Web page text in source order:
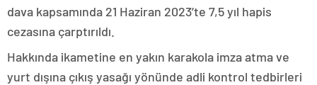
dava kapsamında 21 Haziran 2023’te 7,5 yıl hapis
cezasına çarptırıldı.
Hakkında ikametine en yakın karakola imza atma ve
yurt dışına çıkış yasağı yönünde adli kontrol tedbirleri